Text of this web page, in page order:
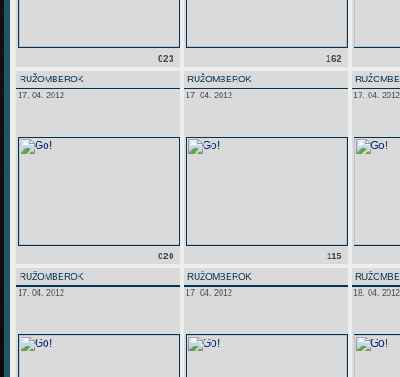
023 162
RUŽOMBEROK
17. 04. 2012
020
RUŽOMBEROK
17. 04. 2012
115
17. 04. 2012
RUŽOMBEROK
17. 04. 2012
RUŽOMBEROK
17. 04. 2012 18. 04. 2012